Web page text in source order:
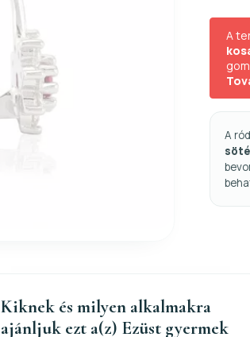
A
A
Kiknek és milyen alkalmakra
ajánljuk ezt a(z) Ezüst gyermek